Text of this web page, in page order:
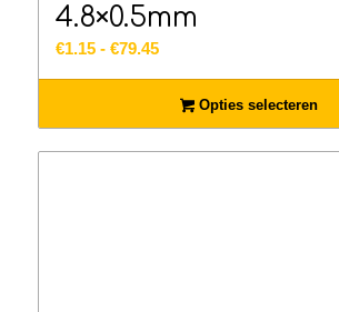
4.8×0.5mm
€1.15 - €79.45Prijsklasse:
€79.45
Opties selecteren